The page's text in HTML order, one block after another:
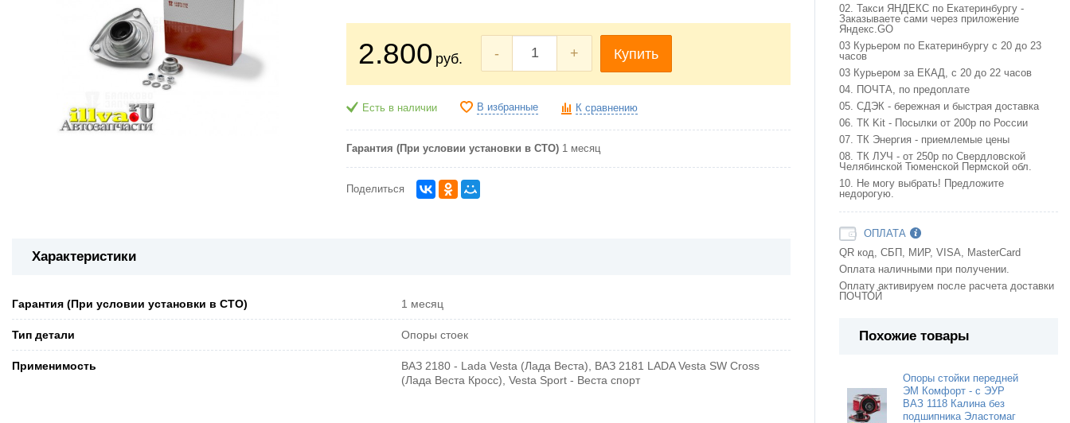
2.800 руб. - + Купить
Есть в наличии В избранные К сравнению
Гарантия (При условии установки в СТО) 1 месяц
Поделиться
Характеристики
Гарантия (При условии установки в СТО) 1 месяц
Тип детали Опоры стоек
Применимость
ВАЗ 2180 - Lada Vesta (Лада Веста), ВАЗ 2181 LADA Vesta SW Cross
(Лада Веста Кросс), Vesta Sport - Веста спорт
02. Такси ЯНДЕКС по Екатеринбургу -
Заказываете сами через приложение
Яндекс.GO
03 Курьером по Екатеринбургу с 20 до 23
часов
03 Курьером за ЕКАД, с 20 до 22 часов
04. ПОЧТА, по предоплате
05. СДЭК - бережная и быстрая доставка
06. ТК Kit - Посылки от 200р по России
07. ТК Энергия - приемлемые цены
08. ТК ЛУЧ - от 250р по Свердловской
Челябинской Тюменской Пермской обл.
10. Не могу выбрать! Предложите
недорогую.
ОПЛАТА
QR код, СБП, МИР, VISA, MasterCard
Оплата наличными при получении.
Оплату активируем после расчета доставки
ПОЧТОЙ
Похожие товары
Опоры стойки передней
ЭМ Комфорт - c ЭУР
ВАЗ 1118 Калина без
подшипника Эластомаг